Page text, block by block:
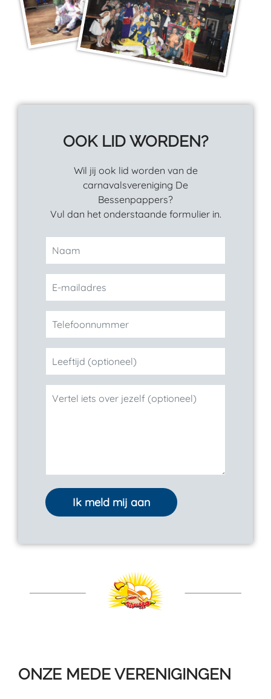
OOK LID WORDEN?
Wil jij ook lid worden van de
carnavalsvereniging De
Bessenpappers?
Vul dan het onderstaande formulier in.
ONZE MEDE VERENIGINGEN